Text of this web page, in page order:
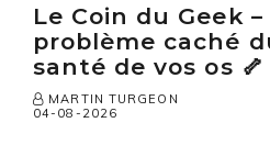
Le Coin du Geek –
problème caché
santé de vos os 🦴
MARTIN TURGEON
04-08-2026